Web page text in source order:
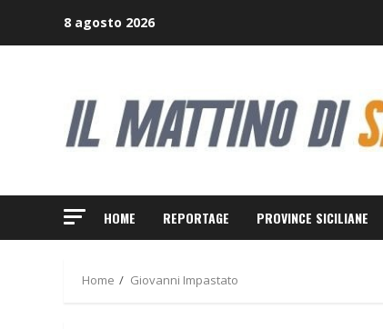
8 agosto 2026
HOME REPORTAGE PROVINCE SICILIANE
Home Giovanni Impastato